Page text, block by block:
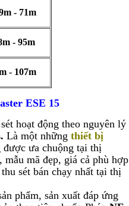
- 71m
- 95m
- 107m
ESE 15
hoạt động theo nguyên lý
Là một những thiết bị
được ưa chuộng tại thị
mã đẹp, giá cả phù hợp
sét bán chạy nhất tại thị
phẩm, sản xuất đáp ứng